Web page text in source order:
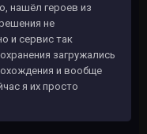
нашёл героев из
не
и сервис так
загружались
и вообще
я их просто